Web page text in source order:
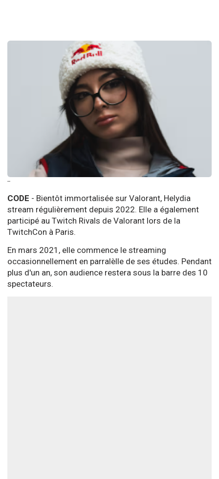
--
CODE - Bientôt immortalisée sur Valorant, Helydia
stream régulièrement depuis 2022. Elle a également
participé au Twitch Rivals de Valorant lors de la
TwitchCon à Paris.
En mars 2021, elle commence le streaming
occasionnellement en parralèlle de ses études. Pendant
plus d'un an, son audience restera sous la barre des 10
spectateurs.